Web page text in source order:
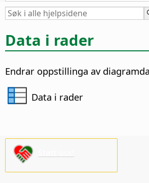
Data i rader
Endrar oppstillinga av
Data i rader